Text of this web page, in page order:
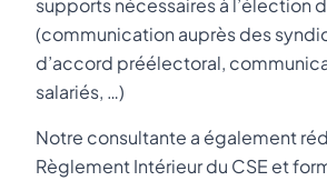
supports nécessaires à l’élection
(communication auprès des
d’accord préélectoral,
salariés, …)
Notre consultante a également
Règlement Intérieur du CSE et